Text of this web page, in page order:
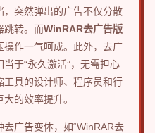
突然弹出的广告不仅分散
跳转。而WinRAR去广告版
作一气呵成。此外，去广
于“永久激活”，无需担心
具的设计师、程序员和行
的效率提升。
广告变体，如“WinRAR去